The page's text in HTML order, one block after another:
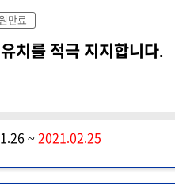
만료
치를 적극 지지합니다.
~ 2021.02.25